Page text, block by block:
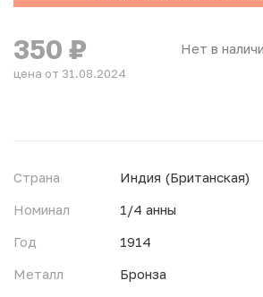
Нет в
350 ₽
цена от 31.08.2024
Страна
Индия (Британская)
Номинал
1/4 анны
Год
1914
Металл
Бронза